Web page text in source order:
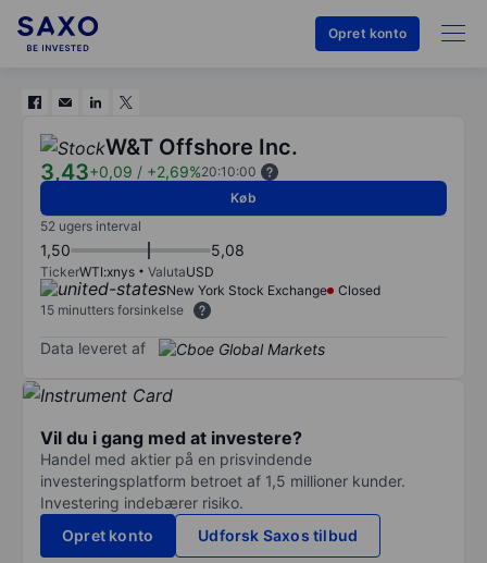
Opret konto
W&T Offshore Inc.
3,43+0,09 / +2,69%20:10:00
Køb
52 ugers interval
1,50 5,08
TickerWTI:xnys ValutaUSD
New York Stock Exchange
Closed
15 minutters forsinkelse
Data leveret af
Vil du i gang med at investere?
Handel med aktier på en prisvindende
investeringsplatform betroet af 1,5 millioner kunder.
Investering indebærer risiko.
Opret konto
Udforsk Saxos tilbud